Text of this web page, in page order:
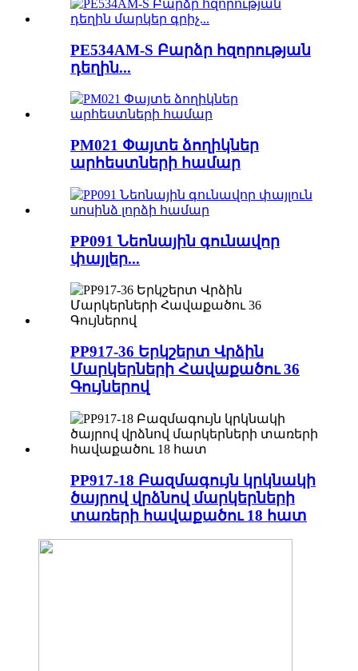
PE534AM-S Բարձր հզորության
դեղին...
PM021 Փայտե ձողիկներ
արհեստների համար
PP091 Նեոնային գունավոր
փայլեր...
PP917-36 Երկշերտ Վրձին
Մարկերների Հավաքածու 36
Գույներով
PP917-18 Բազմագույն կրկնակի
ծայրով վրձնով մարկերների
տառերի հավաքածու 18 հատ